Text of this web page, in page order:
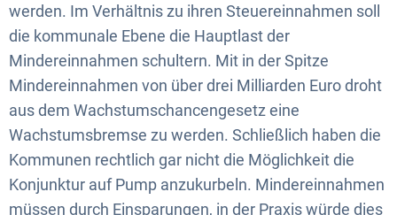
werden. Im Verhältnis zu ihren Steuereinnahmen soll
die kommunale Ebene die Hauptlast der
Mindereinnahmen schultern. Mit in der Spitze
Mindereinnahmen von über drei Milliarden Euro droht
aus dem Wachstumschancengesetz eine
Wachstumsbremse zu werden. Schließlich haben die
Kommunen rechtlich gar nicht die Möglichkeit die
Konjunktur auf Pump anzukurbeln. Mindereinnahmen
müssen durch Einsparungen, in der Praxis würde dies